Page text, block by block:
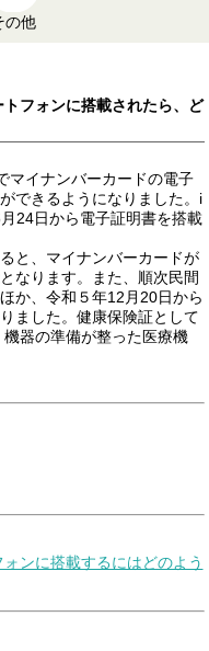
の他
フォンに搭載されたら、ど
イナンバーカードの電子
できるようになりました。i
24日から電子証明書を搭載
と、マイナンバーカードが
なります。また、順次民間
か、令和５年12月20日から
ました。健康保険証として
器の準備が整った医療機
ンに搭載するにはどのよう